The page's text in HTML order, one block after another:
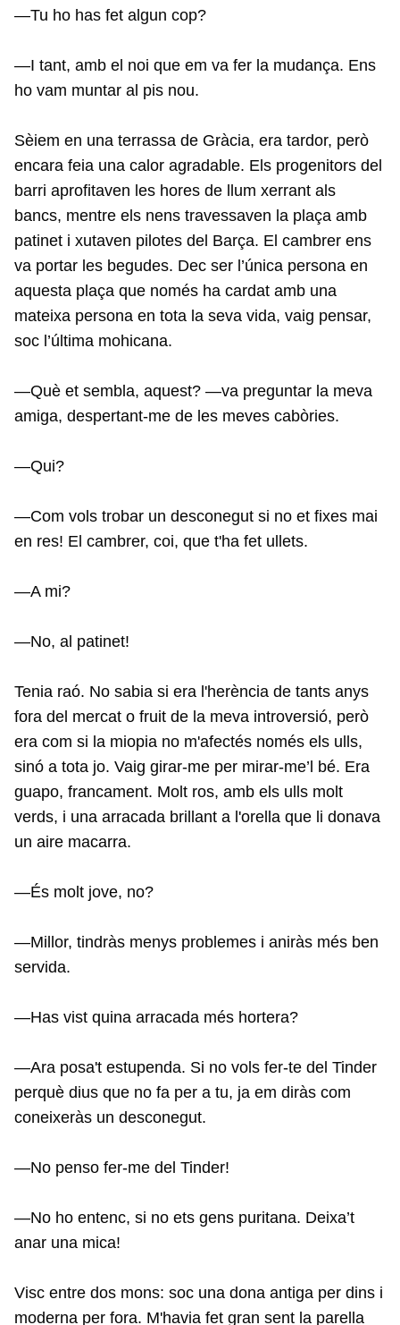
—Tu ho has fet algun cop?
—I tant, amb el noi que em va fer la mudança. Ens
ho vam muntar al pis nou.
Sèiem en una terrassa de Gràcia, era tardor, però
encara feia una calor agradable. Els progenitors del
barri aprofitaven les hores de llum xerrant als
bancs, mentre els nens travessaven la plaça amb
patinet i xutaven pilotes del Barça. El cambrer ens
va portar les begudes. Dec ser l’única persona en
aquesta plaça que només ha cardat amb una
mateixa persona en tota la seva vida, vaig pensar,
soc l’última mohicana.
—Què et sembla, aquest? —va preguntar la meva
amiga, despertant-me de les meves cabòries.
—Qui?
—Com vols trobar un desconegut si no et fixes mai
en res! El cambrer, coi, que t'ha fet ullets.
—A mi?
—No, al patinet!
Tenia raó. No sabia si era l'herència de tants anys
fora del mercat o fruit de la meva introversió, però
era com si la miopia no m'afectés només els ulls,
sinó a tota jo. Vaig girar-me per mirar-me’l bé. Era
guapo, francament. Molt ros, amb els ulls molt
verds, i una arracada brillant a l'orella que li donava
un aire macarra.
—És molt jove, no?
—Millor, tindràs menys problemes i aniràs més ben
servida.
—Has vist quina arracada més hortera?
—Ara posa't estupenda. Si no vols fer-te del Tinder
perquè dius que no fa per a tu, ja em diràs com
coneixeràs un desconegut.
—No penso fer-me del Tinder!
—No ho entenc, si no ets gens puritana. Deixa’t
anar una mica!
Visc entre dos mons: soc una dona antiga per dins i
moderna per fora. M'havia fet gran sent la parella